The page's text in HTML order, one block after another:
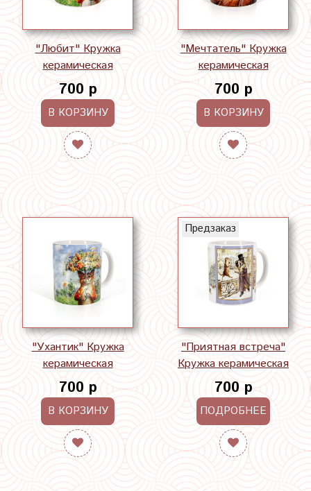
"Любит" Кружка
керамическая
700 р
В КОРЗИНУ
"Мечтатель" Кружка
керамическая
700 р
В КОРЗИНУ
"Ухантик" Кружка
керамическая
700 р
В КОРЗИНУ
Предзаказ
"Приятная встреча"
Кружка керамическая
700 р
ПОДРОБНЕЕ